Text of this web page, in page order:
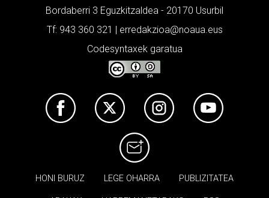
Bordaberri 3 Eguzkitzaldea - 20170 Usurbil
Tf: 943 360 321 | erredakzioa@noaua.eus
Codesyntaxek garatua
HONI BURUZ LEGE OHARRA PUBLIZITATEA